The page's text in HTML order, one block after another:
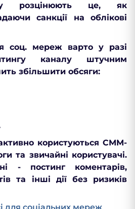
розцінюють це, як
санкції на облікові
соц. мереж варто у разі
каналу штучним
збільшити обсяги:
користуються СММ-
та звичайні користувачі.
- постинг коментарів,
та інші дії без ризиків